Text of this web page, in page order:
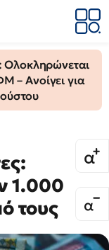
Ολοκληρώνεται
– Ανοίγει για
1.000
τους